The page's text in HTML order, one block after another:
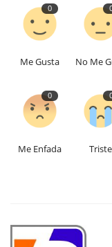
0
Me Gusta No Me
0
Me Enfada Triste